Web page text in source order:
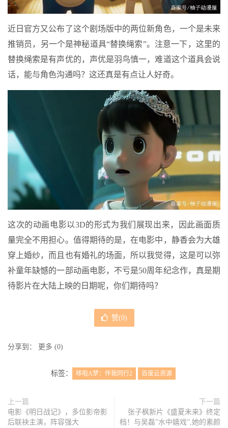
近日官方又公布了这个剧场版中的两位新角色，一个是未来
推销员，另一个是神秘道具“替换绳索”。注意一下，这里的
替换绳索是有声优的，声优是羽鸟慎一，难道这个道具会说
话，能与角色沟通吗？这还真是有点让人好奇。
这次的动画电影以3D的形式为我们展现出来，因此画面质
量完全不用担心。值得期待的是，在电影中，静香会为大雄
穿上婚纱，而且也有婚礼的场面，所以我觉得，这是可以弥
补童年缺憾的一部动画电影，不亏是50周年纪念作，真是期
待影片在大陆上映的日期呢，你们期待吗？
赞(0)
分享到： 更多 (0)
标签： 哆啦A梦：伴我同行2 百度云资源
上一篇
电影《明日战记》，多位影帝影
后联袂主演，阵容强大
下一篇
张子枫新片《盛夏未来》终定
档！与吴磊”水中嬉戏”,她的素颜